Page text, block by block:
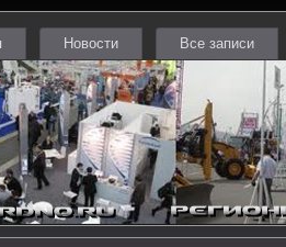
Новости Все записи